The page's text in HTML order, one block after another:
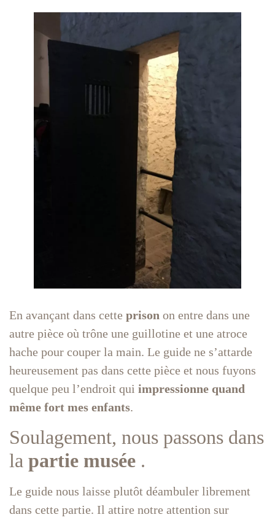
En avançant dans cette prison on entre dans une
autre pièce où trône une guillotine et une atroce
hache pour couper la main. Le guide ne s’attarde
heureusement pas dans cette pièce et nous fuyons
quelque peu l’endroit qui impressionne quand
même fort mes enfants.
Soulagement, nous passons dans
la partie musée .
Le guide nous laisse plutôt déambuler librement
dans cette partie. Il attire notre attention sur